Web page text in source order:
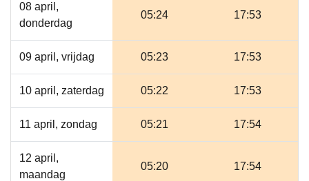
08 april,
donderdag
05:24 17:53
09 april, vrijdag 05:23 17:53
10 april, zaterdag 05:22 17:53
11 april, zondag 05:21 17:54
12 april,
maandag
05:20 17:54